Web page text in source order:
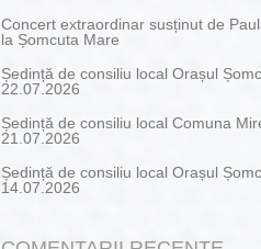
Concert extraordinar susținut de
la Șomcuta Mare
Ședință de consiliu local Orașul
22.07.2026
Ședință de consiliu local Comuna
21.07.2026
Ședință de consiliu local Orașul
14.07.2026